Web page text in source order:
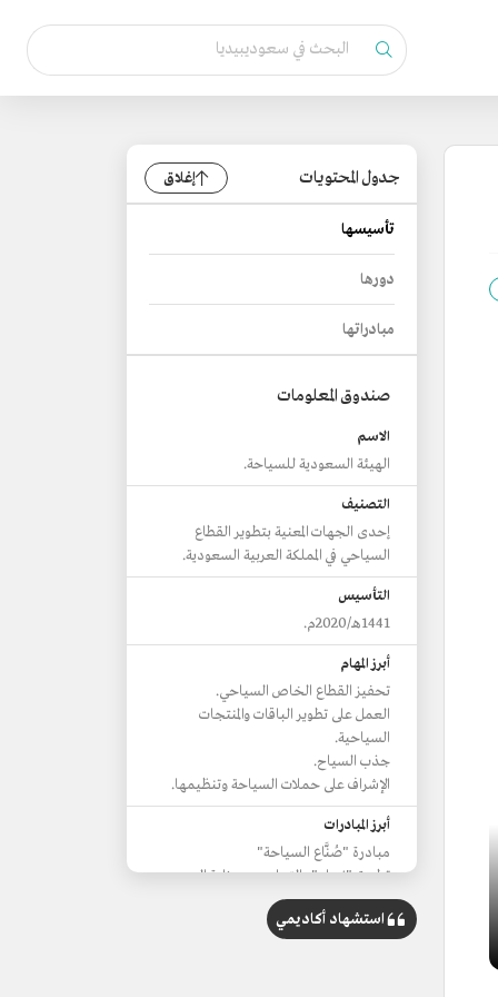
جدول المحتويات إغلاق
تأسيسها
دورها
مبادراتها
صندوق المعلومات
الاسم
الهيئة السعودية للسياحة.
التصنيف
إحدى الجهات المعنية بتطوير القطاع
السياحي في المملكة العربية السعودية.
التأسيس
1441هـ/2020م.
أبرز المهام
تحفيز القطاع الخاص السياحي.
العمل على تطوير الباقات والمنتجات
السياحية.
جذب السياح.
الإشراف على حملات السياحة وتنظيمها.
أبرز المبادرات
مبادرة "صُنَّاع السياحة"
تطبيق "نسك" بالتعاون مع وزارة الحج
والعمرة.
استشهاد أكاديمي